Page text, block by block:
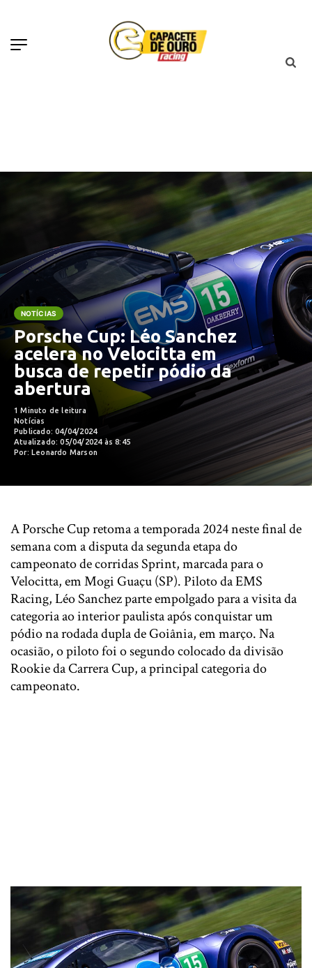
NOTÍCIAS
Porsche Cup: Léo Sanchez
acelera no Velocitta em
busca de repetir pódio da
abertura
1 Minuto de leitura
Notícias
Publicado: 04/04/2024
Atualizado: 05/04/2024 às 8:45
Por: Leonardo Marson
A Porsche Cup retoma a temporada 2024 neste final de
semana com a disputa da segunda etapa do
campeonato de corridas Sprint, marcada para o
Velocitta, em Mogi Guaçu (SP). Piloto da EMS
Racing, Léo Sanchez parte empolgado para a visita da
categoria ao interior paulista após conquistar um
pódio na rodada dupla de Goiânia, em março. Na
ocasião, o piloto foi o segundo colocado da divisão
Rookie da Carrera Cup, a principal categoria do
campeonato.